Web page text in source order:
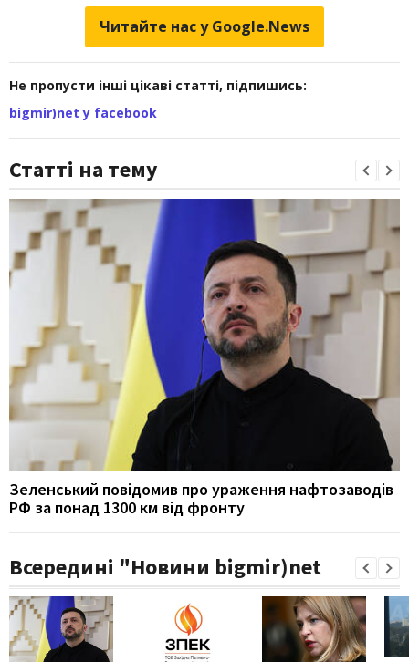
Читайте нас у Google.News
Не пропусти інші цікаві статті, підпишись:
bigmir)net у facebook
Статті на тему
Зеленський повідомив про ураження нафтозаводів
РФ за понад 1300 км від фронту
Всередині "Новини bigmir)net